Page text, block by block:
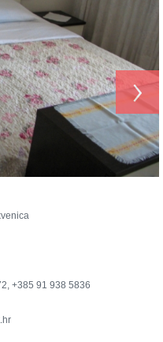
›
+385 91 938 5836